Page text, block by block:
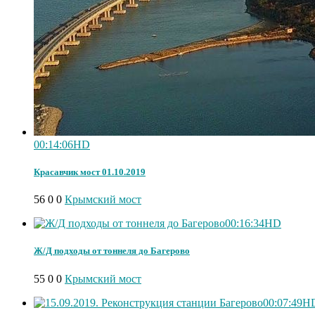
00:14:06HD
Красавчик мост 01.10.2019
56 0 0 Крымский мост
00:16:34HD
Ж/Д подходы от тоннеля до Багерово
55 0 0 Крымский мост
00:07:49